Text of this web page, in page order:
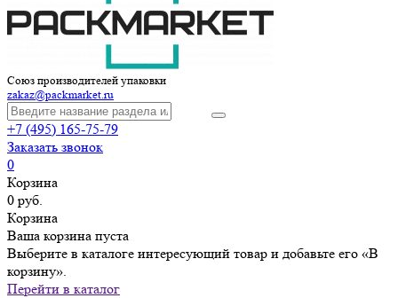
Союз производителей упаковки
zakaz@packmarket.ru
+7 (495) 165-75-79
Заказать звонок
0
Корзина
0 руб.
Корзина
Ваша корзина пуста
Выберите в каталоге интересующий товар и добавьте его «В
корзину».
Перейти в каталог